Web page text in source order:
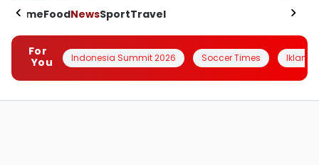
HomeFoodNewsSportTravel
For
You
Indonesia Summit 2026 Soccer Times Iklanin